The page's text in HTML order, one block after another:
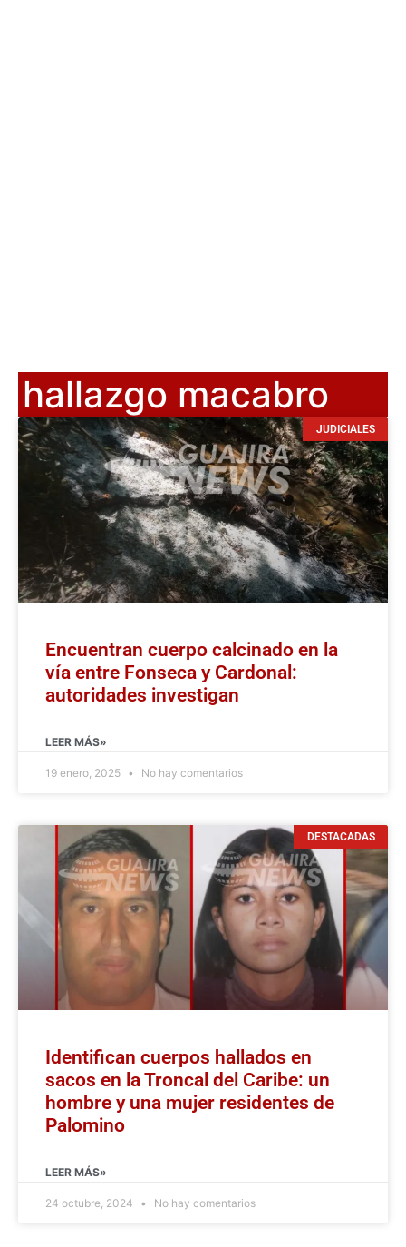
hallazgo macabro
JUDICIALES
Encuentran cuerpo calcinado en la
vía entre Fonseca y Cardonal:
autoridades investigan
LEER MÁS»
19 enero, 2025 No hay comentarios
DESTACADAS
Identifican cuerpos hallados en
sacos en la Troncal del Caribe: un
hombre y una mujer residentes de
Palomino
LEER MÁS»
24 octubre, 2024 No hay comentarios